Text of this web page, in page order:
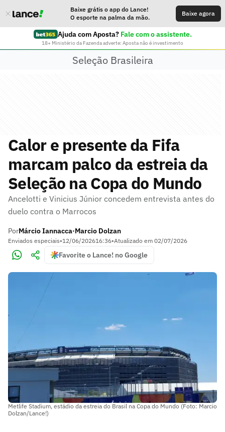
Baixe grátis o app do Lance!
O esporte na palma da mão.
Baixe agora
Ajuda com Aposta? Fale com o assistente.
18+ Ministério da Fazenda adverte: Aposta não é investimento
Seleção Brasileira
Calor e presente da Fifa
marcam palco da estreia da
Seleção na Copa do Mundo
Ancelotti e Vinicius Júnior concedem entrevista antes do
duelo contra o Marrocos
PorMárcio Iannacca•Marcio Dolzan
Enviados especiais•12/06/202616:36•Atualizado em 02/07/2026
Favorite o Lance! no Google
Metlife Stadium, estádio da estreia do Brasil na Copa do Mundo (Foto: Marcio
Dolzan/Lance!)